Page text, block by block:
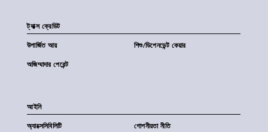
ট্যাক্স ক্রেডিট
উপার্জিত আয় শিশু/ডিপেনডেন্ট কেয়ার
অজিম্মাদার পেরেন্ট
আইনি
অ্যাক্সেসিবিলিটি গোপনীয়তা নীতি